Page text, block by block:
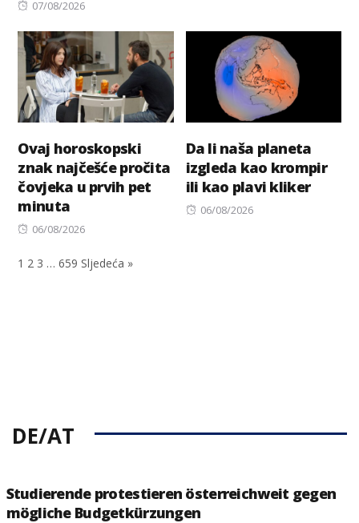
Posted
07/08/2026
Ovaj horoskopski
znak najčešće pročita
čovjeka u prvih pet
minuta
Posted
06/08/2026
Da li naša planeta
izgleda kao krompir
ili kao plavi kliker
Posted
06/08/2026
1 2 3 … 659 Sljedeća »
DE/AT
Studierende protestieren österreichweit gegen
mögliche Budgetkürzungen